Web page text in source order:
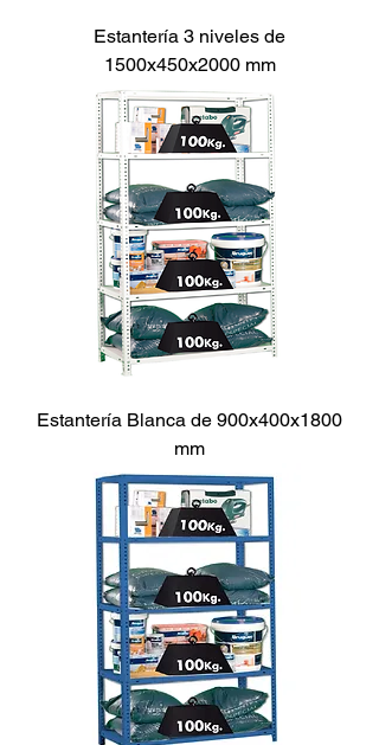
Estantería 3 niveles de
1500x450x2000 mm
Estantería Blanca de 900x400x1800
mm